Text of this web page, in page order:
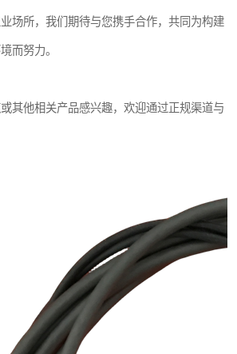
场所，我们期待与您携手合作，共同为构建
而努力。
其他相关产品感兴趣，欢迎通过正规渠道与